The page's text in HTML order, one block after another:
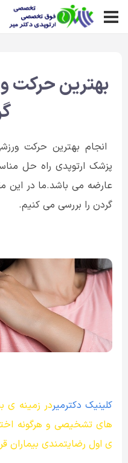
بهترین حرکت
انجام بهترین حرکت
پزشک ارتوپدی راه حل
گردن را بررسی می کنیم.
کلینیک دکترمیردر زمینه ی
های تشخیصی و هرگونه
ی اول رضایتمندی بیماران